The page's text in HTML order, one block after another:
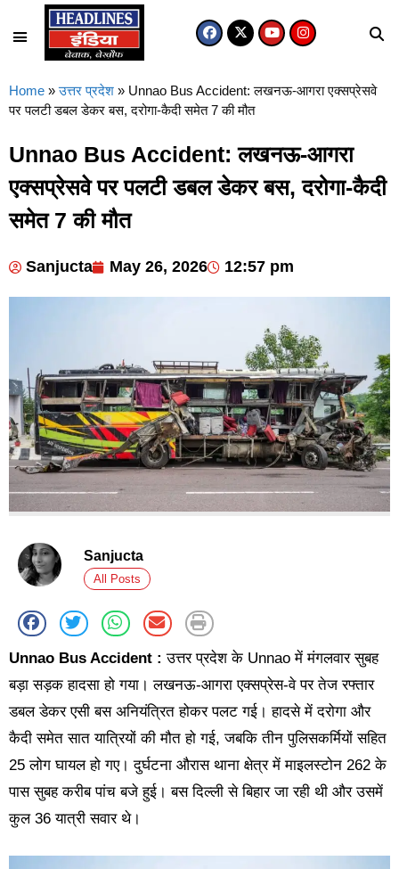
Home » उत्तर प्रदेश » Unnao Bus Accident: लखनऊ-आगरा एक्सप्रेसवे
पर पलटी डबल डेकर बस, दरोगा-कैदी समेत 7 की मौत
Unnao Bus Accident: लखनऊ-आगरा
एक्सप्रेसवे पर पलटी डबल डेकर बस, दरोगा-कैदी
समेत 7 की मौत
Sanjucta May 26, 2026 12:57 pm
Sanjucta
All Posts
Unnao Bus Accident : उत्तर प्रदेश के Unnao में मंगलवार सुबह
बड़ा सड़क हादसा हो गया। लखनऊ-आगरा एक्सप्रेस-वे पर तेज रफ्तार
डबल डेकर एसी बस अनियंत्रित होकर पलट गई। हादसे में दरोगा और
कैदी समेत सात यात्रियों की मौत हो गई, जबकि तीन पुलिसकर्मियों सहित
25 लोग घायल हो गए। दुर्घटना औरास थाना क्षेत्र में माइलस्टोन 262 के
पास सुबह करीब पांच बजे हुई। बस दिल्ली से बिहार जा रही थी और उसमें
कुल 36 यात्री सवार थे।